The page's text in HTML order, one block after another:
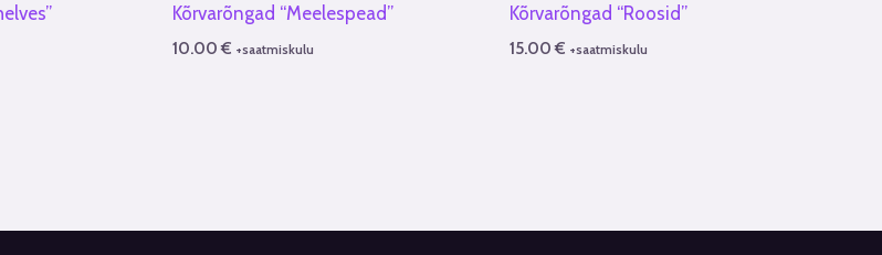
Kõrvarõngad “Meelespead”
10.00€ +saatmiskulu
Kõrvarõngad “Roosid”
15.00€ +saatmiskulu